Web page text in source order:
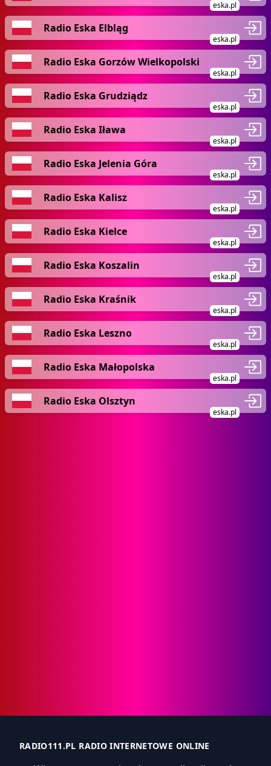
eska.pl
Radio Eska Elbląg
eska.pl
Radio Eska Gorzów Wielkopolski
eska.pl
Radio Eska Grudziądz
eska.pl
Radio Eska Iława
eska.pl
Radio Eska Jelenia Góra
eska.pl
Radio Eska Kalisz
eska.pl
Radio Eska Kielce
eska.pl
Radio Eska Koszalin
eska.pl
Radio Eska Kraśnik
eska.pl
Radio Eska Leszno
eska.pl
Radio Eska Małopolska
eska.pl
Radio Eska Olsztyn
eska.pl
RADIO111.PL RADIO INTERNETOWE ONLINE